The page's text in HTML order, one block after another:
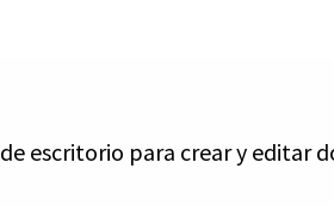
escritorio para crear y editar